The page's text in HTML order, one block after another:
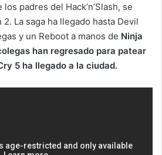
los padres del Hack’n’Slash, se
La saga ha llegado hasta Devil
y un Reboot a manos de Ninja
han regresado para patear
5 ha llegado a la ciudad.